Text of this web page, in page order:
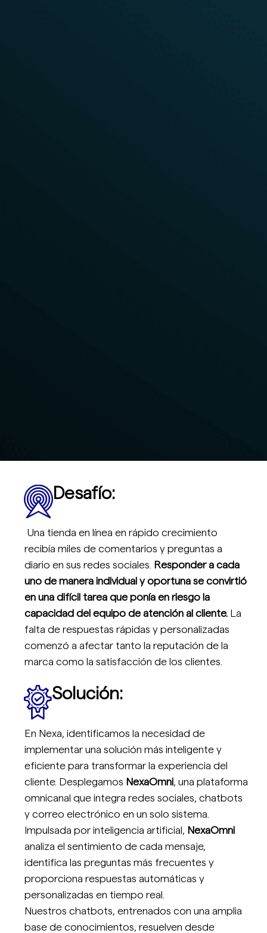
Desafío:
Una tienda en línea en rápido crecimiento
recibía miles de comentarios y preguntas a
diario en sus redes sociales. Responder a cada
uno de manera individual y oportuna se convirtió
en una difícil tarea que ponía en riesgo la
capacidad del equipo de atención al cliente. La
falta de respuestas rápidas y personalizadas
comenzó a afectar tanto la reputación de la
marca como la satisfacción de los clientes.
Solución:
En Nexa, identificamos la necesidad de
implementar una solución más inteligente y
eficiente para transformar la experiencia del
cliente. Desplegamos NexaOmni, una plataforma
omnicanal que integra redes sociales, chatbots
y correo electrónico en un solo sistema.
Impulsada por inteligencia artificial, NexaOmni
analiza el sentimiento de cada mensaje,
identifica las preguntas más frecuentes y
proporciona respuestas automáticas y
personalizadas en tiempo real.
Nuestros chatbots, entrenados con una amplia
base de conocimientos, resuelven desde